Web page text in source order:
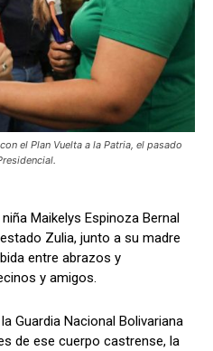
el Plan Vuelta a la Patria, el pasado
Maikelys Espinoza Bernal
Zulia, junto a su madre
entre abrazos y
y amigos.
Guardia Nacional Bolivariana
de ese cuerpo castrense, la